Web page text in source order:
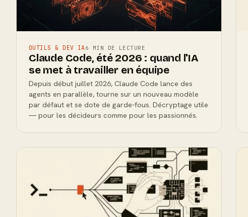
OUTILS & DEV IA6 MIN DE LECTURE
Claude Code, été 2026 : quand l'IA
se met à travailler en équipe
Depuis début juillet 2026, Claude Code lance des
agents en parallèle, tourne sur un nouveau modèle
par défaut et se dote de garde-fous. Décryptage utile
— pour les décideurs comme pour les passionnés.